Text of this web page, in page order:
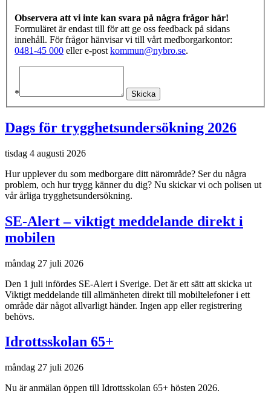
Observera att vi inte kan svara på några frågor här!
Formuläret är endast till för att ge oss feedback på sidans
innehåll. För frågor hänvisar vi till vårt medborgarkontor:
0481-45 000 eller e-post kommun@nybro.se.
*
Dags för trygghetsundersökning 2026
tisdag 4 augusti 2026
Hur upplever du som medborgare ditt närområde? Ser du några
problem, och hur trygg känner du dig? Nu skickar vi och polisen ut
vår årliga trygghetsundersökning.
SE-Alert – viktigt meddelande direkt i
mobilen
måndag 27 juli 2026
Den 1 juli infördes SE-Alert i Sverige. Det är ett sätt att skicka ut
Viktigt meddelande till allmänheten direkt till mobiltelefoner i ett
område där något allvarligt händer. Ingen app eller registrering
behövs.
Idrottsskolan 65+
måndag 27 juli 2026
Nu är anmälan öppen till Idrottsskolan 65+ hösten 2026.